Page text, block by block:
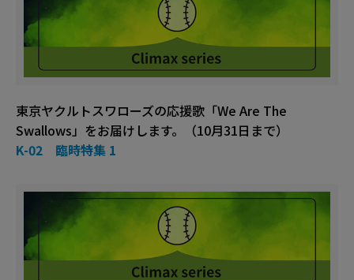
東京ヤクルトスワローズの応援歌「We Are The
Swallows」をお届けします。（10月31日まで）
K-02 臨時特集 1